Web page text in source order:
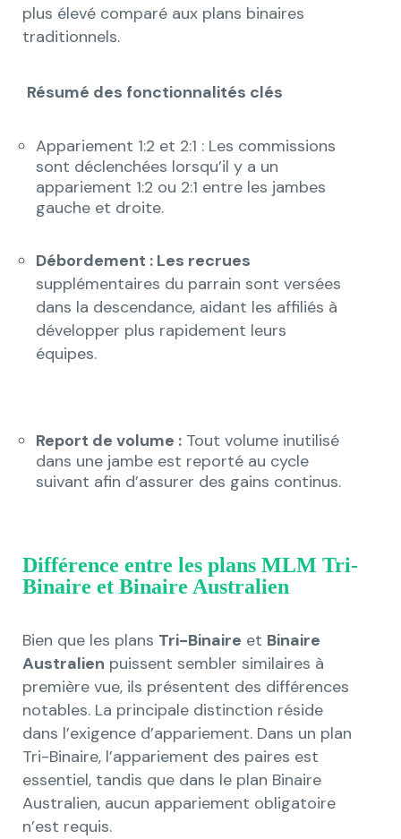
plus élevé comparé aux plans binaires
traditionnels.
Résumé des fonctionnalités clés
Appariement 1:2 et 2:1 : Les commissions
sont déclenchées lorsqu’il y a un
appariement 1:2 ou 2:1 entre les jambes
gauche et droite.
Débordement : Les recrues
supplémentaires du parrain sont versées
dans la descendance, aidant les affiliés à
développer plus rapidement leurs
équipes.
Report de volume : Tout volume inutilisé
dans une jambe est reporté au cycle
suivant afin d’assurer des gains continus.
Différence entre les plans MLM Tri-
Binaire et Binaire Australien
Bien que les plans Tri-Binaire et Binaire
Australien puissent sembler similaires à
première vue, ils présentent des différences
notables. La principale distinction réside
dans l’exigence d’appariement. Dans un plan
Tri-Binaire, l’appariement des paires est
essentiel, tandis que dans le plan Binaire
Australien, aucun appariement obligatoire
n’est requis.